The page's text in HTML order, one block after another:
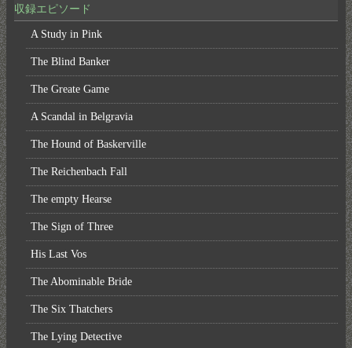
収録エピソード
A Study in Pink
The Blind Banker
The Greate Game
A Scandal in Belgravia
The Hound of Baskerville
The Reichenbach Fall
The empty Hearse
The Sign of Three
His Last Vos
The Abominable Bride
The Six Thatchers
The Lying Detective